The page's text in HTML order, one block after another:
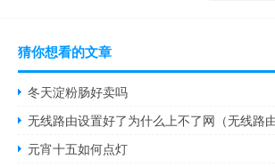
猜你想看的文章
冬天淀粉肠好卖吗
元宵十五如何点灯